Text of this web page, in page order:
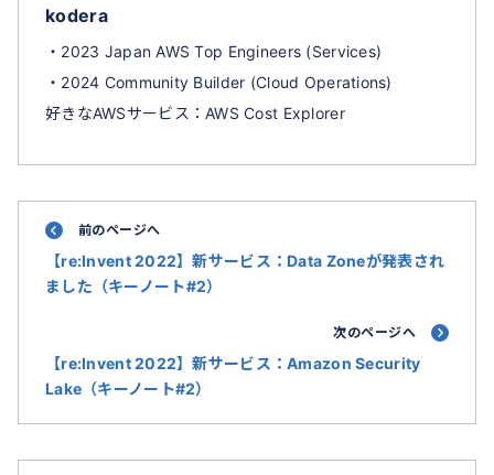
kodera
・2023 Japan AWS Top Engineers (Services)
・2024 Community Builder (Cloud Operations)
好きなAWSサービス：AWS Cost Explorer
前のページへ
【re:Invent 2022】新サービス：Data Zoneが発表され
ました（キーノート#2）
次のページへ
【re:Invent 2022】新サービス：Amazon Security
Lake（キーノート#2）